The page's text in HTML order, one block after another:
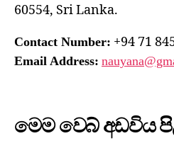
60554, Sri Lanka.
Contact Number: +94 71
Email Address:
මෙම වෙබ් අඩවිය